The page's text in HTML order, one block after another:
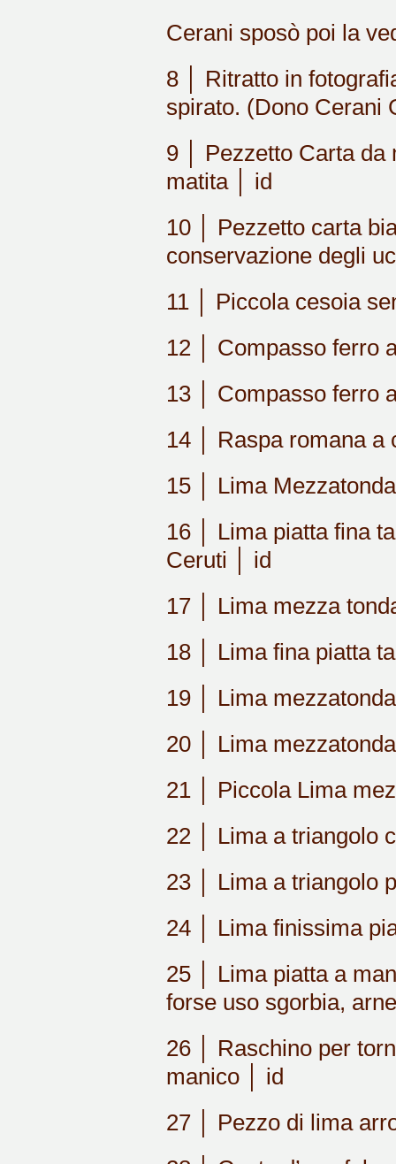
Cerani sposò poi la
8 │ Ritratto in
spirato. (Dono Cerani
9 │ Pezzetto Carta da
matita │ id
10 │ Pezzetto carta
conservazione degli
11 │ Piccola cesoia
12 │ Compasso ferro
13 │ Compasso ferro
14 │ Raspa romana a
15 │ Lima
16 │ Lima piatta fina
Ceruti │ id
17 │ Lima mezza
18 │ Lima fina piatta
19 │ Lima
20 │ Lima
21 │ Piccola Lima
22 │ Lima a triangolo
23 │ Lima a triangolo
24 │ Lima finissima
25 │ Lima piatta a
forse uso sgorbia,
26 │ Raschino per
manico │ id
27 │ Pezzo di lima